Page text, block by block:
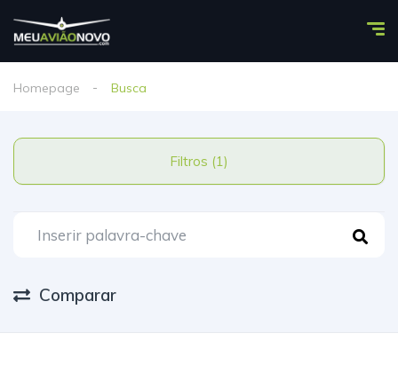
Homepage Busca
Filtros (1)
Comparar